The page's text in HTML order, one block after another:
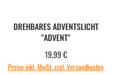
DREHBARES ADVENTSLICHT
"ADVENT"
Regulärer Preis:
19,99 €
Preise inkl. MwSt. zzgl. Versandkosten